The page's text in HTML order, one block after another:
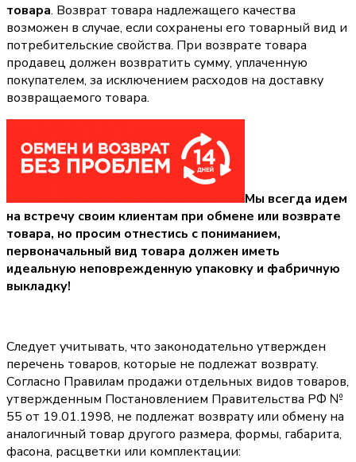
товара. Возврат товара надлежащего качества
возможен в случае, если сохранены его товарный вид и
потребительские свойства. При возврате товара
продавец должен возвратить сумму, уплаченную
покупателем, за исключением расходов на доставку
возвращаемого товара.
Мы всегда идем
на встречу своим клиентам при обмене или возврате
товара, но просим отнестись с пониманием,
первоначальный вид товара должен иметь
идеальную неповрежденную упаковку и фабричную
выкладку!
Следует учитывать, что законодательно утвержден
перечень товаров, которые не подлежат возврату.
Согласно Правилам продажи отдельных видов товаров,
утвержденным Постановлением Правительства РФ №
55 от 19.01.1998, не подлежат возврату или обмену на
аналогичный товар другого размера, формы, габарита,
фасона, расцветки или комплектации: